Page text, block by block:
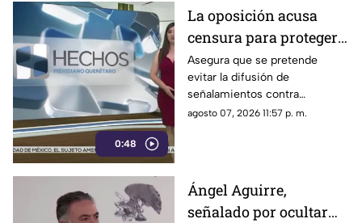
0:48
La oposición acusa
censura para proteger a
presuntos
narcopolíticos
vinculados a la 4T
Asegura que se pretende
evitar la difusión de
señalamientos contra
presuntos narcopolíticos
agosto 07, 2026 11:57 p. m.
Ángel Aguirre,
señalado por ocultar